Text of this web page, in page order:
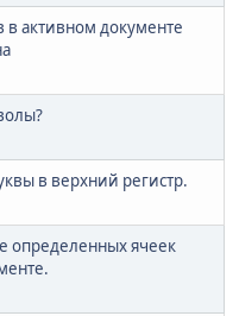
активном документе
в верхний регистр.
определенных ячеек